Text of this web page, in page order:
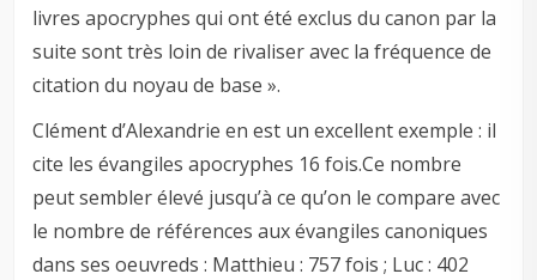
livres apocryphes qui ont été exclus du canon par la
suite sont très loin de rivaliser avec la fréquence de
citation du noyau de base ».
Clément d’Alexandrie en est un excellent exemple : il
cite les évangiles apocryphes 16 fois.Ce nombre
peut sembler élevé jusqu’à ce qu’on le compare avec
le nombre de références aux évangiles canoniques
dans ses oeuvreds : Matthieu : 757 fois ; Luc : 402